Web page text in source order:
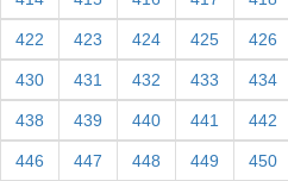
422 423 424 425 426
430 431 432 433 434
438 439 440 441 442
446 447 448 449 450